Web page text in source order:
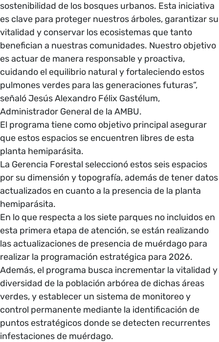
sostenibilidad de los bosques urbanos. Esta iniciativa
es clave para proteger nuestros árboles, garantizar su
vitalidad y conservar los ecosistemas que tanto
benefician a nuestras comunidades. Nuestro objetivo
es actuar de manera responsable y proactiva,
cuidando el equilibrio natural y fortaleciendo estos
pulmones verdes para las generaciones futuras”,
señaló Jesús Alexandro Félix Gastélum,
Administrador General de la AMBU.
El programa tiene como objetivo principal asegurar
que estos espacios se encuentren libres de esta
planta hemiparásita.
La Gerencia Forestal seleccionó estos seis espacios
por su dimensión y topografía, además de tener datos
actualizados en cuanto a la presencia de la planta
hemiparásita.
En lo que respecta a los siete parques no incluidos en
esta primera etapa de atención, se están realizando
las actualizaciones de presencia de muérdago para
realizar la programación estratégica para 2026.
Además, el programa busca incrementar la vitalidad y
diversidad de la población arbórea de dichas áreas
verdes, y establecer un sistema de monitoreo y
control permanente mediante la identificación de
puntos estratégicos donde se detecten recurrentes
infestaciones de muérdago.